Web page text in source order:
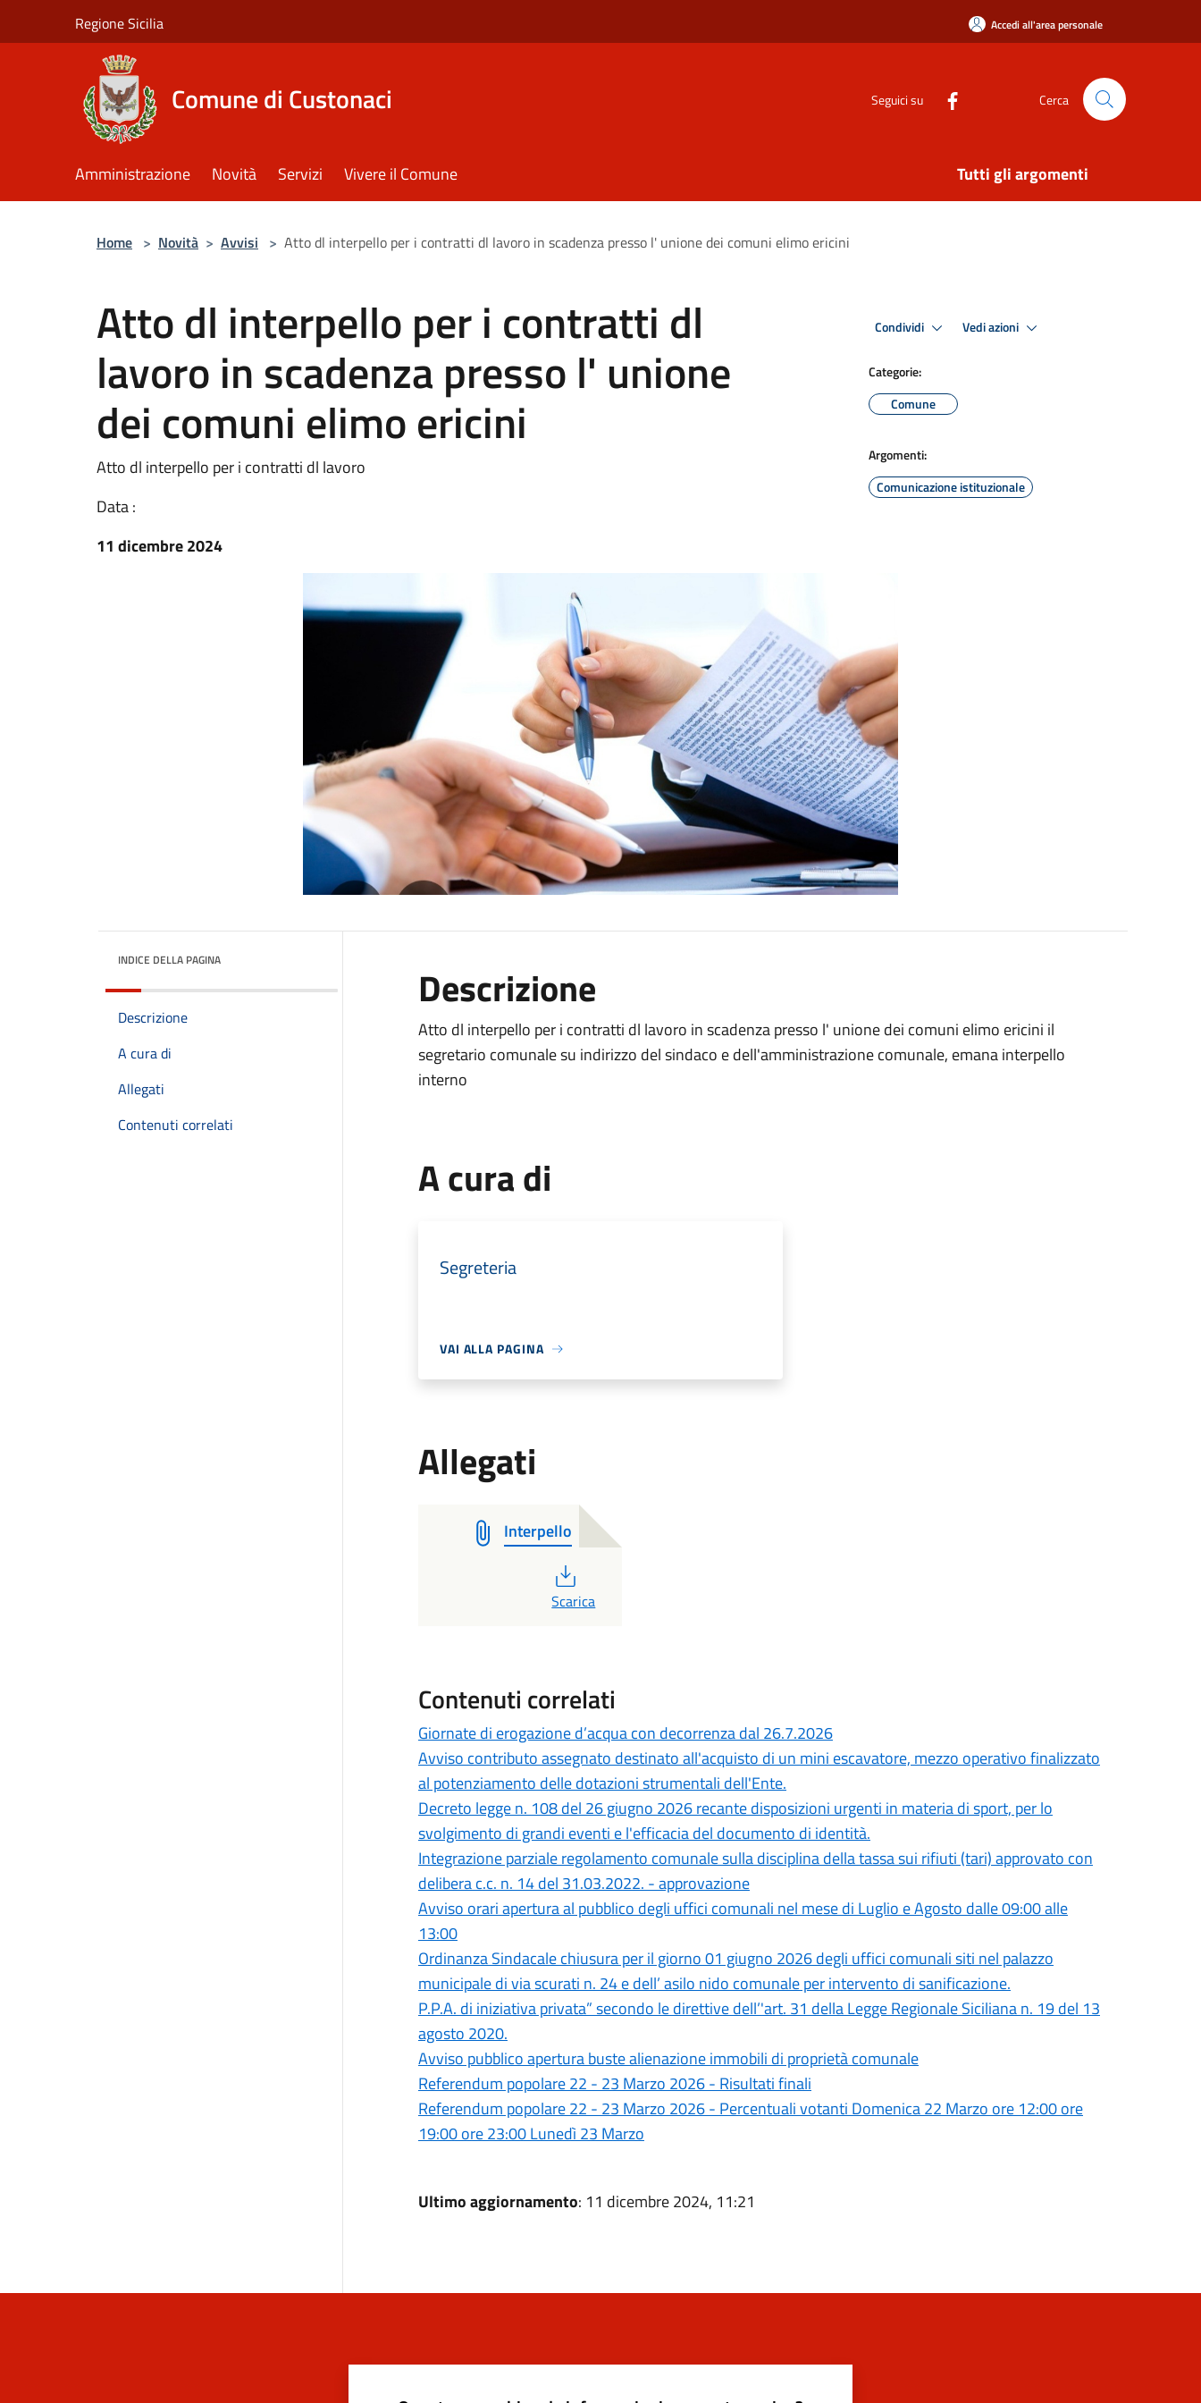
Regione Sicilia Accedi all'area personale
Comune di Custonaci Seguici su Cerca
Amministrazione Novità Servizi Vivere il Comune Tutti gli argomenti
Home > Novità > Avvisi > Atto dl interpello per i contratti dl lavoro in scadenza presso l' unione dei comuni elimo ericini
Atto dl interpello per i contratti dl
lavoro in scadenza presso l' unione
dei comuni elimo ericini
Atto dl interpello per i contratti dl lavoro
Data :
11 dicembre 2024
Condividi Vedi azioni
Categorie:
Comune
Argomenti:
Comunicazione istituzionale
INDICE DELLA PAGINA
Descrizione
A cura di
Allegati
Contenuti correlati
Descrizione
Atto dl interpello per i contratti dl lavoro in scadenza presso l' unione dei comuni elimo ericini il
segretario comunale su indirizzo del sindaco e dell'amministrazione comunale, emana interpello
interno
A cura di
Segreteria
VAI ALLA PAGINA
Allegati
Interpello
PDF
Scarica
Contenuti correlati
Giornate di erogazione d’acqua con decorrenza dal 26.7.2026
Avviso contributo assegnato destinato all'acquisto di un mini escavatore, mezzo operativo finalizzato
al potenziamento delle dotazioni strumentali dell'Ente.
Decreto legge n. 108 del 26 giugno 2026 recante disposizioni urgenti in materia di sport, per lo
svolgimento di grandi eventi e l'efficacia del documento di identità.
Integrazione parziale regolamento comunale sulla disciplina della tassa sui rifiuti (tari) approvato con
delibera c.c. n. 14 del 31.03.2022. - approvazione
Avviso orari apertura al pubblico degli uffici comunali nel mese di Luglio e Agosto dalle 09:00 alle
13:00
Ordinanza Sindacale chiusura per il giorno 01 giugno 2026 degli uffici comunali siti nel palazzo
municipale di via scurati n. 24 e dell’ asilo nido comunale per intervento di sanificazione.
P.P.A. di iniziativa privata” secondo le direttive dell’'art. 31 della Legge Regionale Siciliana n. 19 del 13
agosto 2020.
Avviso pubblico apertura buste alienazione immobili di proprietà comunale
Referendum popolare 22 - 23 Marzo 2026 - Risultati finali
Referendum popolare 22 - 23 Marzo 2026 - Percentuali votanti Domenica 22 Marzo ore 12:00 ore
19:00 ore 23:00 Lunedì 23 Marzo
Ultimo aggiornamento: 11 dicembre 2024, 11:21